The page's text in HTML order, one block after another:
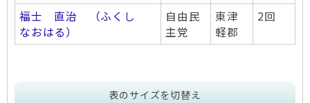
福士 直治 （ふくし
なおはる）
自由民
主党
東津
軽郡
2回
表のサイズを切替え